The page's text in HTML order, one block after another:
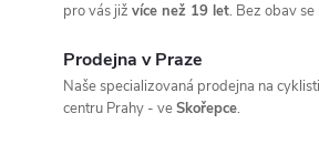
pro vás již více než 19 let. Bez obav
Prodejna v Praze
Naše specializovaná prodejna na
centru Prahy - veSkořepce.